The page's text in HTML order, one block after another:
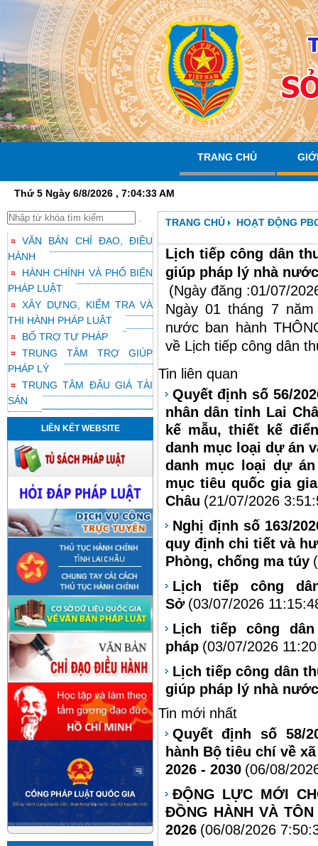
TRANG CHỦ
Thứ 5 Ngày 6/8/2026 , 7:04:34 AM
VĂN BẢN CHỈ ĐẠO, ĐIỀU
HÀNH
HÀNH CHÍNH VÀ PHỔ BIẾN
PHÁP LUẬT
XÂY DỰNG, KIỂM TRA VÀ
THI HÀNH PHÁP LUẬT
BỔ TRỢ TƯ PHÁP
TRUNG TÂM TRỢ GIÚP
PHÁP LÝ
TRUNG TÂM ĐẤU GIÁ TÀI
SẢN
LIÊN KẾT WEBSITE
TRANG CHỦ HOẠT ĐỘNG
Lịch tiếp công dân
giúp pháp lý nhà nước
(Ngày đăng :01/07/
Ngày 01 tháng 7
nước ban hành
về Lịch tiếp công dân
Tin liên quan
Quyết định số 56/
nhân dân tỉnh Lai
kế mẫu, thiết kế
danh mục loại dự án
danh mục loại dự
mục tiêu quốc gia
Châu (21/07/2026
Nghị định số 163/
quy định chi tiết và
Phòng, chống ma túy
Lịch tiếp công
Sở (03/07/2026
Lịch tiếp công
pháp (03/07/2026
Lịch tiếp công dân
giúp pháp lý nhà nước
Tin mới nhất
Quyết định số 58/
hành Bộ tiêu chí về
2026 - 2030 (06/08/
ĐỘNG LỰC MỚI
ĐỒNG HÀNH VÀ
2026 (06/08/2026